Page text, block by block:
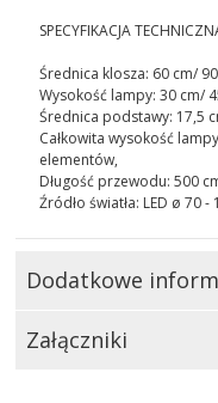
SPECYFIKACJA
Średnica klosza: 60 cm/
Wysokość lampy: 30 cm/
Średnica podstawy: 17,5
Całkowita wysokość
elementów,
Długość przewodu: 500
Źródło światła: LED ø 70 -
Dodatkowe
Załączniki